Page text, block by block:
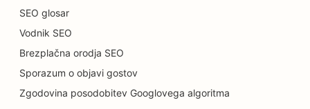
SEO za kiropraktike
SEO za mačje kavarne
SEO za storitve kemičnega pilinga
SEO za trgovine z oblačili
SEO glosar
Vodnik SEO
Brezplačna orodja SEO
Sporazum o objavi gostov
Zgodovina posodobitev Googlovega algoritma